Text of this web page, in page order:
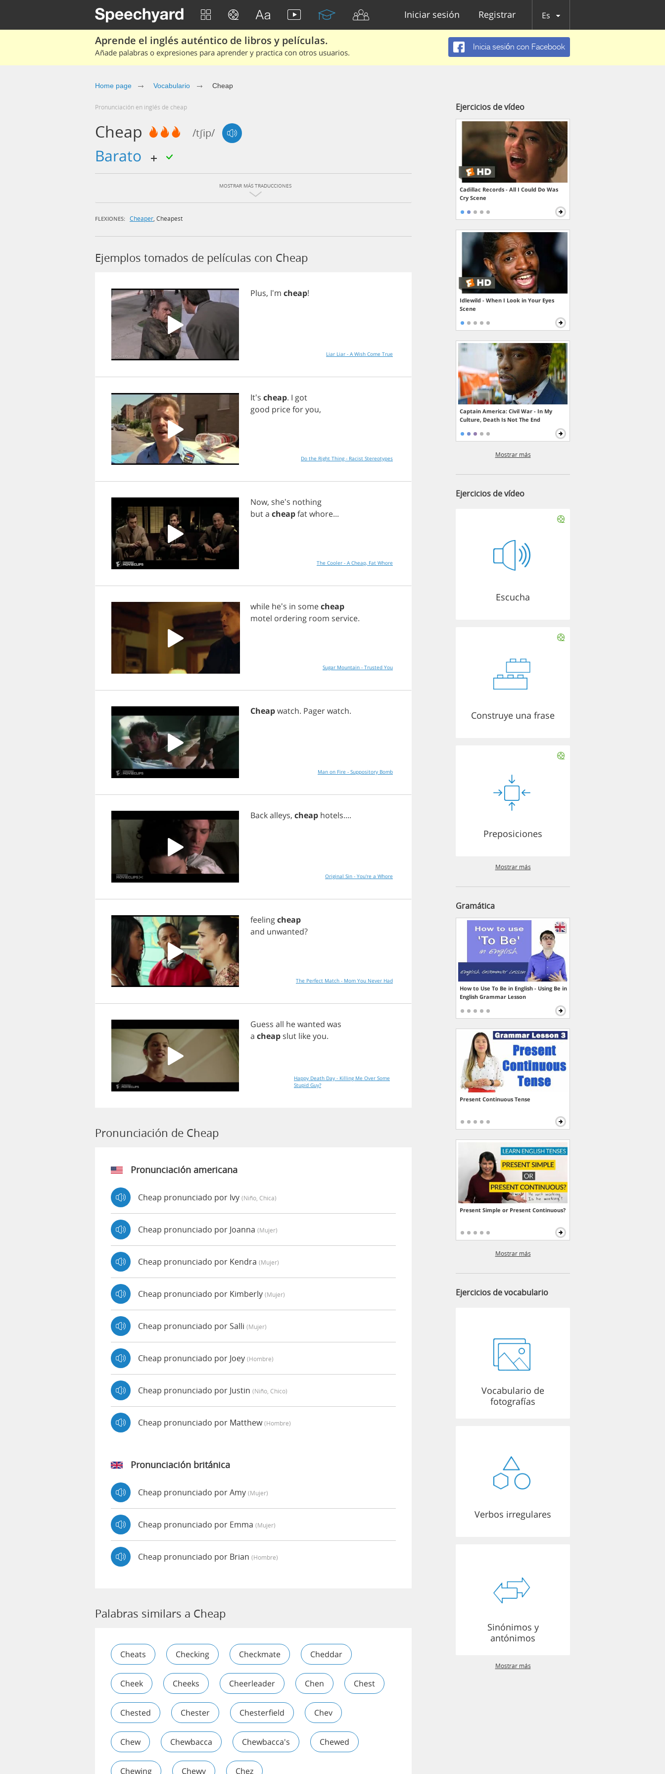
Iniciar sesión Registrar Es
Aprende el inglés auténtico de libros y películas.
Añade palabras o expresiones para aprender y practica con otros usuarios.
Inicia sesión con Facebook
Home page Vocabulario Cheap
Pronunciación en inglés de cheap
Cheap /tʃip/
barato
MOSTRAR MÁS TRADUCCIONES
FLEXIONES: Cheaper Cheapest
Ejemplos tomados de películas con Cheap
Plus, I'm cheap!
Liar Liar - A Wish Come True
It's cheap. I got
good priceforyou,
Do the Right Thing - Racist Stereotypes
Now, she's nothing
buta cheapfatwhore...
The Cooler - A Cheap, Fat Whore
while he's in somecheap
motel ordering room service.
Sugar Mountain - Trusted You
Cheapwatch. Pagerwatch.
Man on Fire - Suppository Bomb
Backalleys, cheap hotels....
Original Sin - You're a Whore
feelingcheap
and unwanted?
The Perfect Match - Mom You Never Had
Guess all hewanted was
a cheap slut likeyou.
Happy Death Day - Killing Me Over Some
Stupid Guy?
Pronunciación de Cheap
Pronunciación americana
Cheap pronunciado por Ivy (niño, Chica)
Cheap pronunciado por Joanna (mujer)
Cheap pronunciado por Kendra (mujer)
Cheap pronunciado por Kimberly (mujer)
Cheap pronunciado por Salli (mujer)
Cheap pronunciado por Joey (hombre)
Cheap pronunciado por Justin (niño, Chico)
Cheap pronunciado por Matthew(hombre)
Pronunciación británica
Cheap pronunciado por Amy (mujer)
Cheap pronunciado por Emma (mujer)
Cheap pronunciado por Brian (hombre)
Palabras similars a Cheap
Cheats Checking Checkmate Cheddar
Cheek Cheeks Cheerleader Chen Chest
Chested Chester Chesterfield Chev
Chew Chewbacca Chewbacca's Chewed
Chewing Chewy Chez
Ejercicios de vídeo
Cadillac Records - All I Could Do Was
Cry Scene
Idlewild - When I Look in Your Eyes
Scene
Captain America: Civil War - In My
Culture, Death Is Not The End
Mostrar más
Ejercicios de vídeo
Escucha
Construye una frase
Preposiciones
Mostrar más
Gramática
How to Use To Be in English - Using Be in
English Grammar Lesson
Present Continuous Tense
Present Simple or Present Continuous?
Mostrar más
Ejercicios de vocabulario
Vocabulario de
fotografías
Verbos irregulares
Sinónimos y
antónimos
Mostrar más